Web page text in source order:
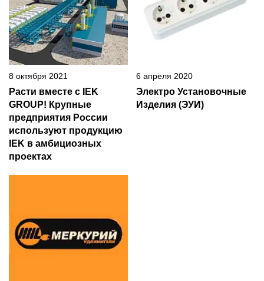
8 октября 2021
Расти вместе с IEK
GROUP! Крупные
предприятия России
используют продукцию
IEK в амбициозных
проектах
6 апреля 2020
Электро Установочные
Изделия (ЭУИ)